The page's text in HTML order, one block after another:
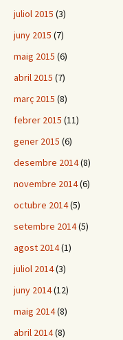
juliol 2015 (3)
juny 2015 (7)
maig 2015 (6)
abril 2015 (7)
març 2015 (8)
febrer 2015 (11)
gener 2015 (6)
desembre 2014(8)
novembre 2014(6)
octubre 2014(5)
setembre 2014(5)
agost 2014(1)
juliol 2014(3)
juny 2014(12)
maig 2014(8)
abril 2014(8)